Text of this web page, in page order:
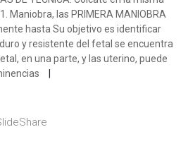
Maniobra, las PRIMERA MANIOBRA
hasta Su objetivo es identificar
y resistente del fetal se encuentra
en una parte, y las uterino, puede